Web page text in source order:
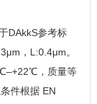
DAkkS参考标
， L:0.4μm。
–+22℃，质量等
件根据EN